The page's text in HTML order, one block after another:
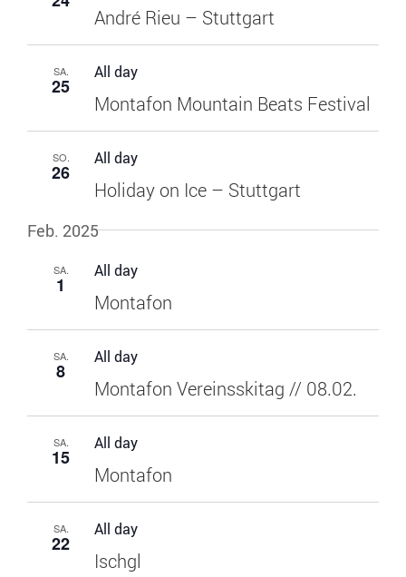
André Rieu – Stuttgart
SA.
25
All day
Montafon Mountain Beats Festival
SO.
26
All day
Holiday on Ice – Stuttgart
Feb. 2025
SA.
1
All day
Montafon
SA.
8
All day
Montafon Vereinsskitag // 08.02.
SA.
15
All day
Montafon
SA.
22
All day
Ischgl